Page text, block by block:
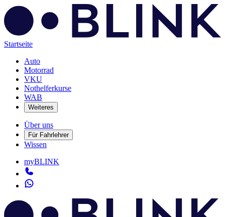
Startseite
Auto
Motorrad
VKU
Nothelferkurse
WAB
Weiteres
Über uns
Für Fahrlehrer
Wissen
myBLINK